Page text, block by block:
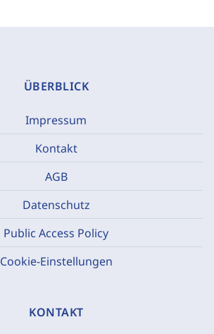
ÜBERBLICK
Impressum
Kontakt
AGB
Datenschutz
Public Access Policy
Cookie-Einstellungen
KONTAKT